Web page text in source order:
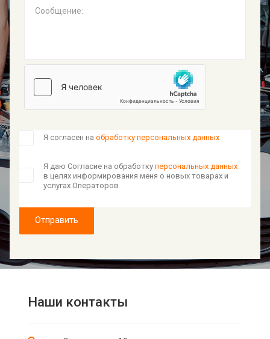
Сообщение:
Я согласен на обработку персональных данных
Я даю Согласие на обработку персональных данных
в целях информирования меня о новых товарах и
услугах Операторов
Отправить
Наши контакты